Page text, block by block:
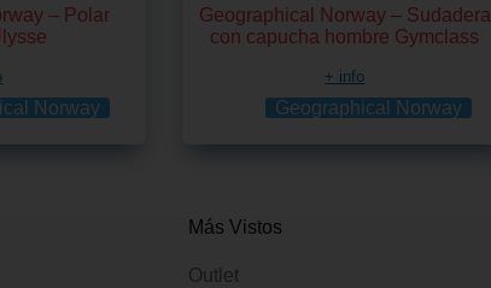
– Polar
Norway
Geographical Norway – Sudadera
con capucha hombre Gymclass
+ info
Geographical Norway
Más Vistos
Outlet